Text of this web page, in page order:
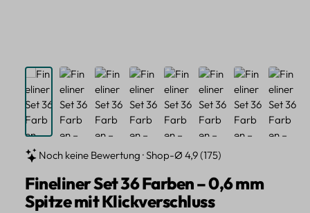
Noch keine Bewertung · Shop-Ø 4,9 (175)
Fineliner Set 36 Farben – 0,6 mm
Spitze mit Klickverschluss